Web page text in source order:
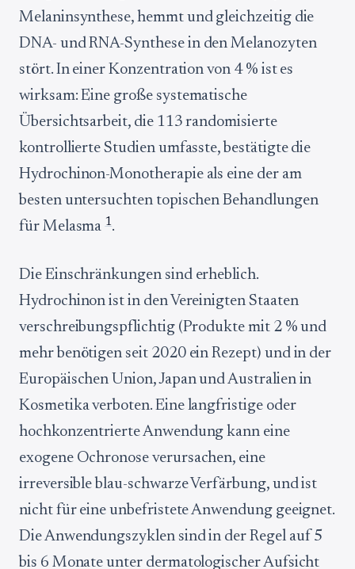
Melaninsynthese, hemmt und gleichzeitig die
DNA- und RNA-Synthese in den Melanozyten
stört. In einer Konzentration von 4 % ist es
wirksam: Eine große systematische
Übersichtsarbeit, die 113 randomisierte
kontrollierte Studien umfasste, bestätigte die
Hydrochinon-Monotherapie als eine der am
besten untersuchten topischen Behandlungen
für Melasma1.
Die Einschränkungen sind erheblich.
Hydrochinon ist in den Vereinigten Staaten
verschreibungspflichtig (Produkte mit 2 % und
mehr benötigen seit 2020 ein Rezept) und in der
Europäischen Union, Japan und Australien in
Kosmetika verboten. Eine langfristige oder
hochkonzentrierte Anwendung kann eine
exogene Ochronose verursachen, eine
irreversible blau-schwarze Verfärbung, und ist
nicht für eine unbefristete Anwendung geeignet.
Die Anwendungszyklen sind in der Regel auf 5
bis 6 Monate unter dermatologischer Aufsicht